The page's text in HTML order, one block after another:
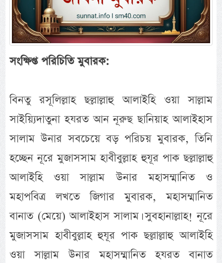
সংক্ষিপ্ত পরিচিতি মুবারক:
বিনতু রসূলিল্লাহ ছল্লাল্লাহু আলাইহি ওয়া সাল্লাম
সাইয়্যিদাতুনা হযরত আন নূরুছ ছানিয়াহ আলাইহাস
সালাম উনার সবচেয়ে বড় পরিচয় মুবারক, তিনি
হচ্ছেন নূরে মুজাসসাম হাবীবুল্লাহ হুযূর পাক ছল্লাল্লাহু
আলাইহি ওয়া সাল্লাম উনার মহাসম্মানিত ও
মহাপবিত্র লখতে জিগার মুবারক, মহাসম্মানিত
বানাত (মেয়ে) আলাইহাস সালাম। সুবহানাল্লাহ! নূরে
মুজাসসাম হাবীবুল্লাহ হুযূর পাক ছল্লাল্লাহু আলাইহি
ওয়া সাল্লাম উনার মহাসম্মানিত হযরত বানাত